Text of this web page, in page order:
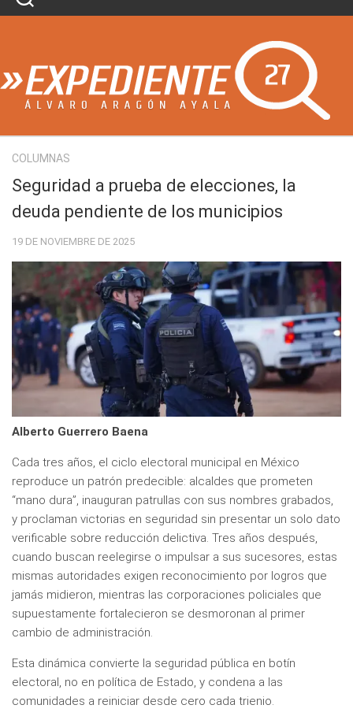
Skip
COLUMNAS
Seguridad a prueba de elecciones, la
deuda pendiente de los municipios
19 DE NOVIEMBRE DE 2025
Alberto Guerrero Baena
Cada tres años, el ciclo electoral municipal en México
reproduce un patrón predecible: alcaldes que prometen
“mano dura”, inauguran patrullas con sus nombres grabados,
y proclaman victorias en seguridad sin presentar un solo dato
verificable sobre reducción delictiva. Tres años después,
cuando buscan reelegirse o impulsar a sus sucesores, estas
mismas autoridades exigen reconocimiento por logros que
jamás midieron, mientras las corporaciones policiales que
supuestamente fortalecieron se desmoronan al primer
cambio de administración.
Esta dinámica convierte la seguridad pública en botín
electoral, no en política de Estado, y condena a las
comunidades a reiniciar desde cero cada trienio.